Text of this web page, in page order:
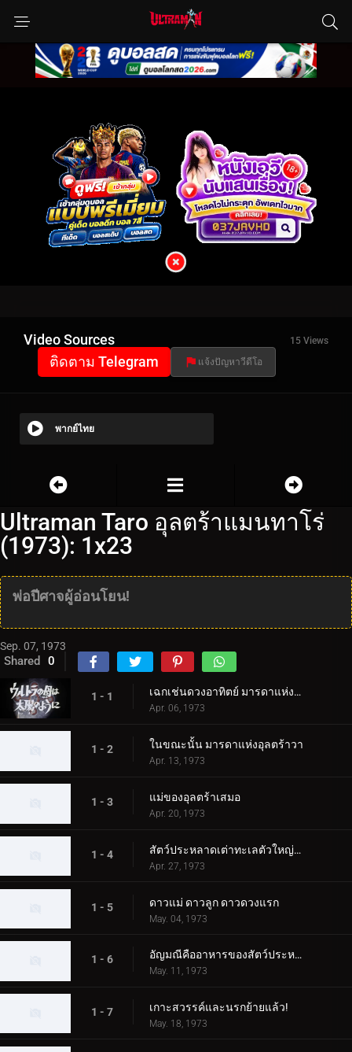
Video Sources 15 Views
ติดตาม Telegram แจ้งปัญหาวีดีโอ
พากย์ไทย
Ultraman Taro อุลตร้าแมนทาโร่
(1973): 1x23
พ่อปีศาจผู้อ่อนโยน!
Sep. 07, 1973
Shared 0
1 - 1 เฉกเช่นดวงอาทิตย์ มารดาแห่งอุลตร้า
Apr. 06, 1973
1 - 2 ในขณะนั้น มารดาแห่งอุลตร้าวา
Apr. 13, 1973
1 - 3 แม่ของอุลตร้าเสมอ
Apr. 20, 1973
1 - 4 สัตว์ประหลาดเต่าทะเลตัวใหญ่บุกโตเกียว!
Apr. 27, 1973
1 - 5 ดาวแม่ ดาวลูก ดาวดวงแรก
May. 04, 1973
1 - 6 อัญมณีคืออาหารของสัตว์ประหลาด!
May. 11, 1973
1 - 7 เกาะสวรรค์และนรกย้ายแล้ว!
May. 18, 1973